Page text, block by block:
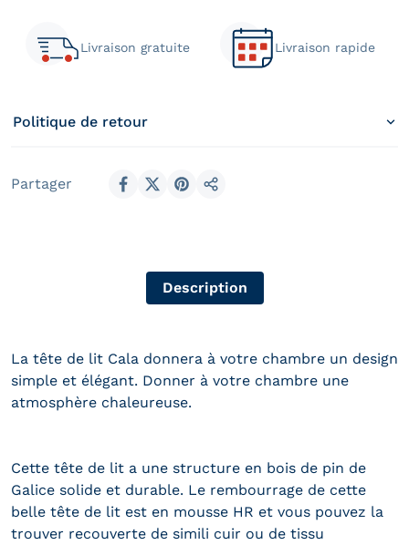
Livraison gratuite Livraison rapide
Politique de retour
Partager
Partager sur Facebook
Partager sur X
Épingler sur Pinterest
Partager
Description
La tête de lit Cala donnera à votre chambre un design
simple et élégant. Donner à votre chambre une
atmosphère chaleureuse.
Cette tête de lit a une structure en bois de pin de
Galice solide et durable. Le rembourrage de cette
belle tête de lit est en mousse HR et vous pouvez la
trouver recouverte de simili cuir ou de tissu